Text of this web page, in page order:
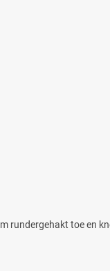
rundergehakt toe en